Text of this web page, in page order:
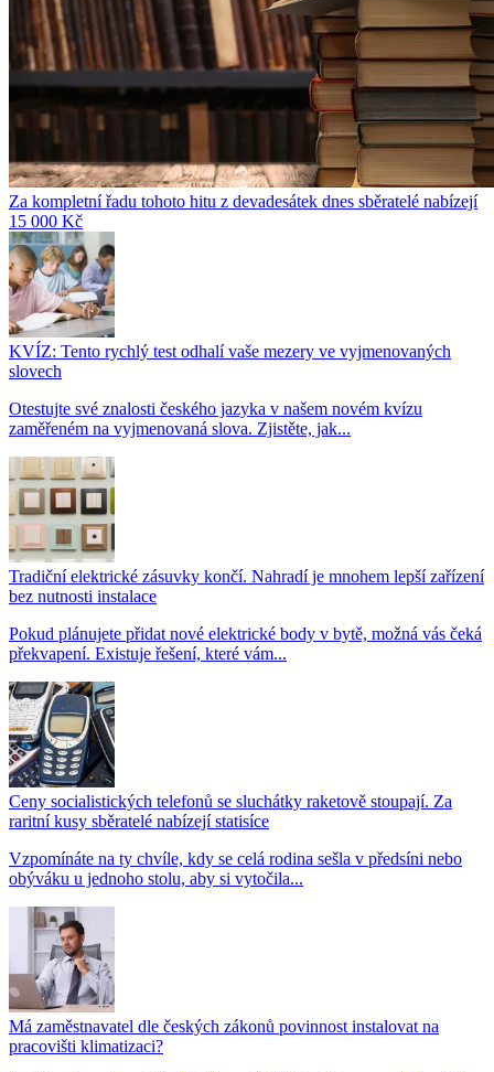
Za kompletní řadu tohoto hitu z devadesátek dnes sběratelé nabízejí
15 000 Kč
KVÍZ: Tento rychlý test odhalí vaše mezery ve vyjmenovaných
slovech
Otestujte své znalosti českého jazyka v našem novém kvízu
zaměřeném na vyjmenovaná slova. Zjistěte, jak...
Tradiční elektrické zásuvky končí. Nahradí je mnohem lepší zařízení
bez nutnosti instalace
Pokud plánujete přidat nové elektrické body v bytě, možná vás čeká
překvapení. Existuje řešení, které vám...
Ceny socialistických telefonů se sluchátky raketově stoupají. Za
raritní kusy sběratelé nabízejí statisíce
Vzpomínáte na ty chvíle, kdy se celá rodina sešla v předsíni nebo
obýváku u jednoho stolu, aby si vytočila...
Má zaměstnavatel dle českých zákonů povinnost instalovat na
pracovišti klimatizaci?